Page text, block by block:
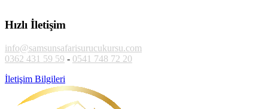
Hızlı İletişim
info@samsunsafarisurucukursu.com
0362 431 59 59 - 0541 748 72 20
İletişim Bilgileri